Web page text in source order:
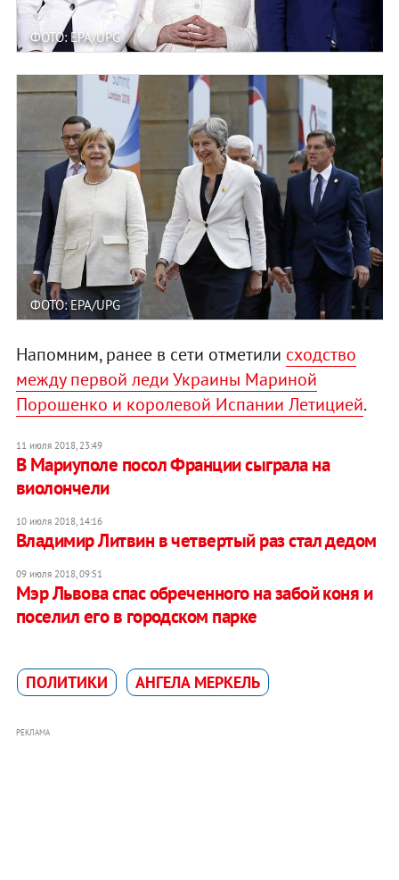
ФОТО: EPA/UPG
ФОТО: EPA/UPG
Напомним, ранее в сети отметили сходство
между первой леди Украины Мариной
Порошенко и королевой Испании Летицией.
11 июля 2018, 23:49
В Мариуполе посол Франции сыграла на
виолончели
10 июля 2018, 14:16
Владимир Литвин в четвертый раз стал дедом
09 июля 2018, 09:51
Мэр Львова спас обреченного на забой коня и
поселил его в городском парке
ПОЛИТИКИ АНГЕЛА МЕРКЕЛЬ
РЕКЛАМА